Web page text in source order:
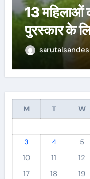
वन विभाग में
आईएफएस
M T W
3
4 5
10
11 12
17
18 19